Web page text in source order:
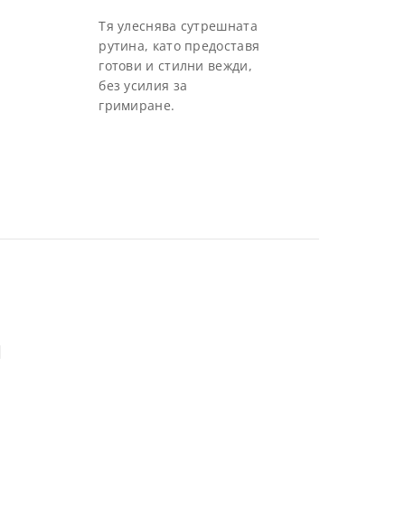
Тя улеснява сутрешната
рутина, като предоставя
готови и стилни вежди,
без усилия за
гримиране.